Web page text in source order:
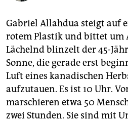
unterstützen
abo
genossenschaft
epaper login
Gabriel Allahdua steigt auf
rotem Plastik und bittet um
Lächelnd blinzelt der 45-
Sonne, die gerade erst
Luft eines kanadischen
aufzutauen. Es ist 10 Uhr.
marschieren etwa 50
zwei Stunden. Sie sind mit